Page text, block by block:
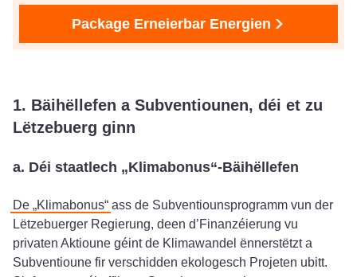
Package Erneierbar Energien
1. Bäihëllefen a Subventiounen, déi et zu
Lëtzebuerg ginn
a. Déi staatlech „Klimabonus“-Bäihëllefen
De „Klimabonus“ ass de Subventiounsprogramm vun der
Lëtzebuerger Regierung, deen d’Finanzéierung vu
privaten Aktioune géint de Klimawandel ënnerstëtzt a
Subventioune fir verschidden ekologesch Projeten ubitt.